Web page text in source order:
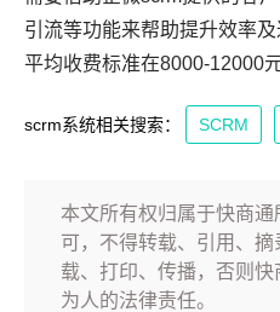
引流等功能来帮助提升效率
平均收费标准在8000-12000元
scrm系统相关搜索： SCRM
本文所有权归属于快商
可，不得转载、引用、
载、打印、传播，否则
为人的法律责任。